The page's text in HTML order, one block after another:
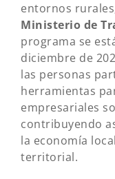
entornos
Ministerio de
programa se
diciembre de
las personas
herramientas
empresariales
contribuyendo
la economía
territorial.